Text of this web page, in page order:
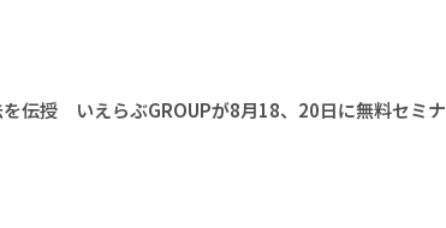
伝授 いえらぶGROUPが8月18、20日に無料セミ